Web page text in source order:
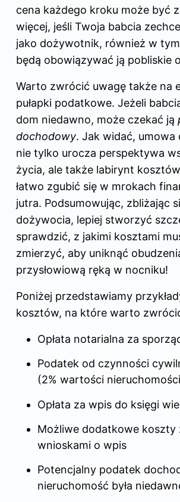
cena każdego kroku może być
więcej, jeśli Twoja babcia
jako dożywotnik, również w
będą obowiązywać ją pobliskie
Warto zwrócić uwagę także na
pułapki podatkowe. Jeżeli
dom niedawno, może czekać ją
dochodowy. Jak widać,
nie tylko urocza perspektywa
życia, ale także labirynt
łatwo zgubić się w mrokach
jutra. Podsumowując, zbliżając
dożywocia, lepiej stworzyć
sprawdzić, z jakimi kosztami
zmierzyć, aby uniknąć
przysłowiową ręką w nocniku!
Poniżej przedstawiamy
kosztów, na które warto
Opłata notarialna za
Podatek od czynności
(2% wartości
Opłata za wpis do księgi
Możliwe dodatkowe koszty
wnioskami o wpis
Potencjalny podatek
nieruchomość była